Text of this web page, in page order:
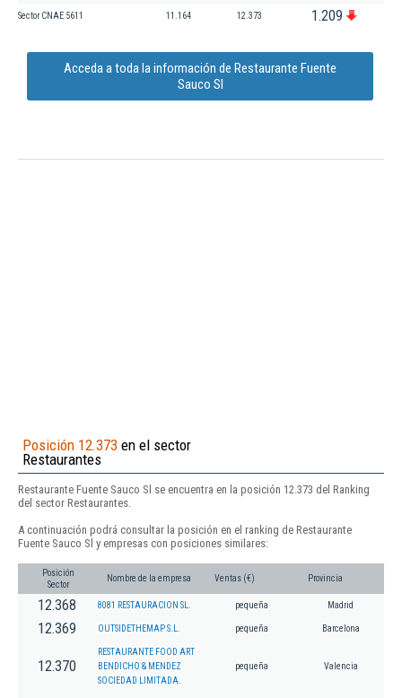
Sector CNAE 5611 11.164 12.373 1.209
Acceda a toda la información de Restaurante Fuente
Sauco Sl
Posición 12.373 en el sector
Restaurantes
Restaurante Fuente Sauco Sl se encuentra en la posición 12.373 del Ranking
del sector Restaurantes.
A continuación podrá consultar la posición en el ranking de Restaurante
Fuente Sauco Sl y empresas con posiciones similares:
Posición
Sector
Nombre de la empresa Ventas (€) Provincia
12.368 8081 RESTAURACION SL. pequeña Madrid
12.369 OUTSIDETHEMAP S.L. pequeña Barcelona
12.370
RESTAURANTE FOOD ART
BENDICHO & MENDEZ
SOCIEDAD LIMITADA.
pequeña Valencia